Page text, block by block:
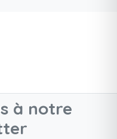
à notre